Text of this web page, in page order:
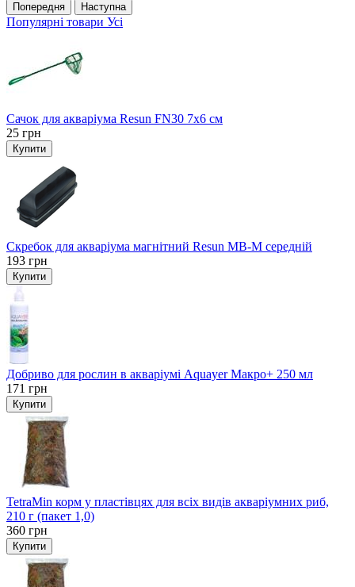
Попередня
Наступна
Популярні товари Усі
Сачок для акваріума Resun FN30 7х6 см
25 грн
Купити
Скребок для акваріума магнітний Resun MB-M середній
193 грн
Купити
Добриво для рослин в акваріумі Aquayer Макро+ 250 мл
171 грн
Купити
TetraMin корм у пластівцях для всіх видів акваріумних риб,
210 г (пакет 1,0)
360 грн
Купити